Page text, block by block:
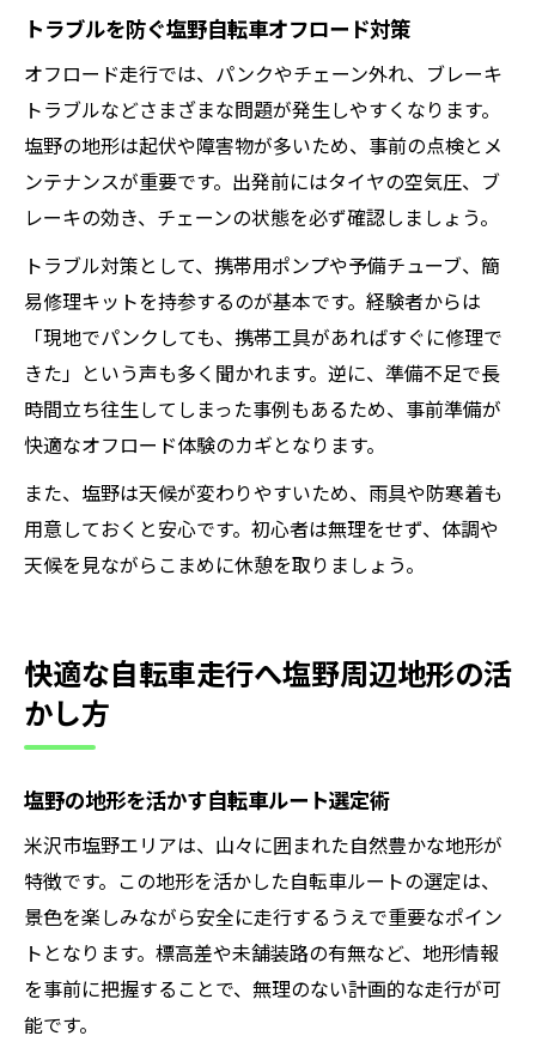
トラブルを防ぐ塩野自転車オフロード対策
オフロード走行では、パンクやチェーン外れ、ブレーキ
トラブルなどさまざまな問題が発生しやすくなります。
塩野の地形は起伏や障害物が多いため、事前の点検とメ
ンテナンスが重要です。出発前にはタイヤの空気圧、ブ
レーキの効き、チェーンの状態を必ず確認しましょう。
トラブル対策として、携帯用ポンプや予備チューブ、簡
易修理キットを持参するのが基本です。経験者からは
「現地でパンクしても、携帯工具があればすぐに修理で
きた」という声も多く聞かれます。逆に、準備不足で長
時間立ち往生してしまった事例もあるため、事前準備が
快適なオフロード体験のカギとなります。
また、塩野は天候が変わりやすいため、雨具や防寒着も
用意しておくと安心です。初心者は無理をせず、体調や
天候を見ながらこまめに休憩を取りましょう。
快適な自転車走行へ塩野周辺地形の活
かし方
塩野の地形を活かす自転車ルート選定術
米沢市塩野エリアは、山々に囲まれた自然豊かな地形が
特徴です。この地形を活かした自転車ルートの選定は、
景色を楽しみながら安全に走行するうえで重要なポイン
トとなります。標高差や未舗装路の有無など、地形情報
を事前に把握することで、無理のない計画的な走行が可
能です。